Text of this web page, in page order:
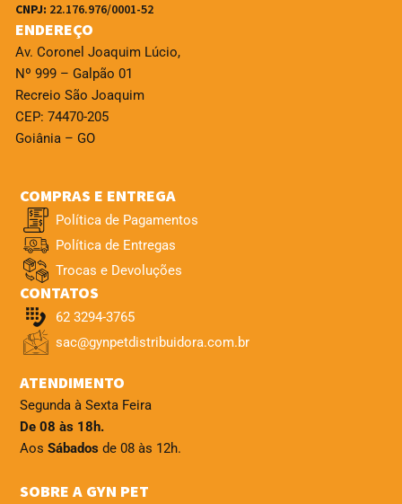
CNPJ: 22.176.976/0001-52
ENDEREÇO
Av. Coronel Joaquim Lúcio,
Nº 999 – Galpão 01
Recreio São Joaquim
CEP: 74470-205
Goiânia – GO
COMPRAS E ENTREGA
Política de Pagamentos
Política de Entregas
Trocas e Devoluções
CONTATOS
62 3294-3765
sac@gynpetdistribuidora.com.br
ATENDIMENTO
Segunda à Sexta Feira
De 08 às 18h.
Aos Sábados de 08 às 12h.
SOBRE A GYN PET